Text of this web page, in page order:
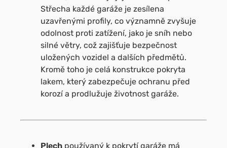
Střecha každé garáže je zesílena
uzavřenými profily, co významně zvyšuje
odolnost proti zatížení, jako je sníh nebo
silné větry, což zajišťuje bezpečnost
uložených vozidel a dalších předmětů.
Kromě toho je celá konstrukce pokryta
lakem, který zabezpečuje ochranu před
korozí a prodlužuje životnost garáže.
Plech používaný k pokrytí garáže má